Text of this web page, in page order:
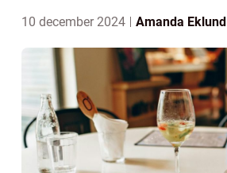
10 december 2024 Amanda Eklund